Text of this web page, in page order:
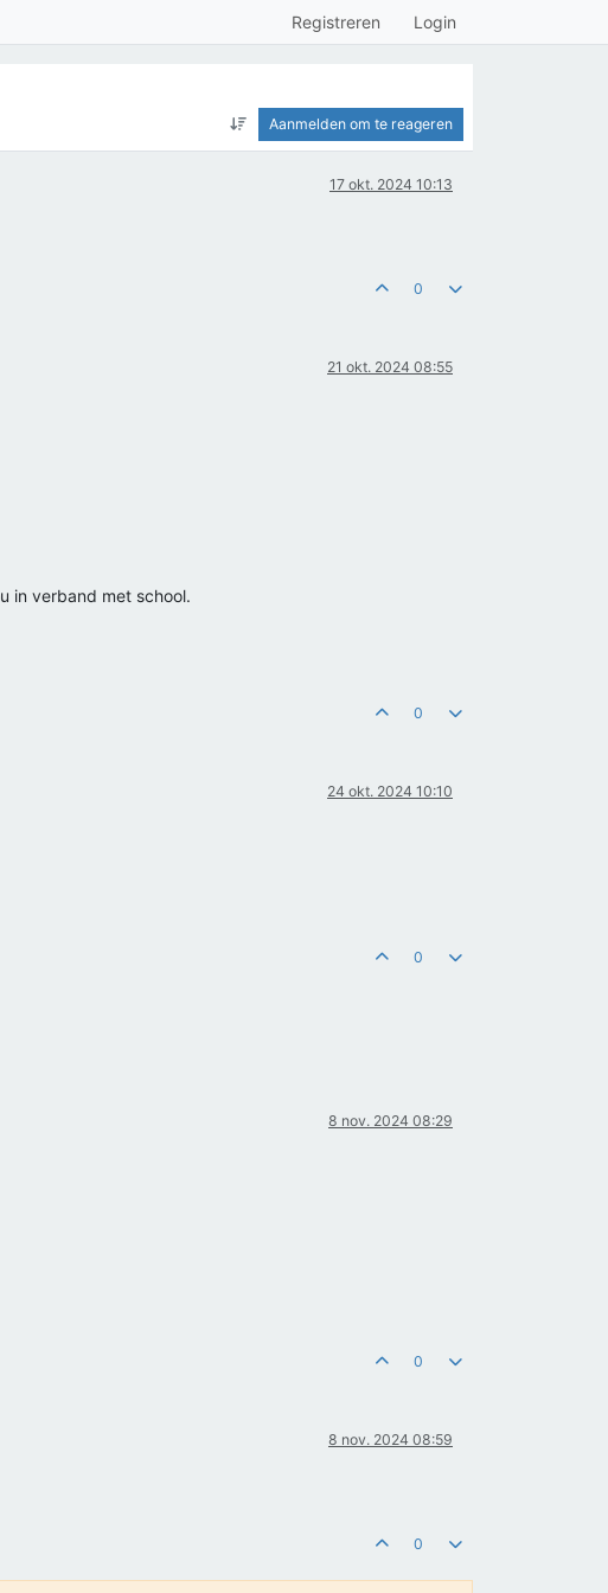
Registreren Login
Aanmelden om te reageren
17 okt. 2024 10:13
0
21 okt. 2024 08:55
in verband met school.
0
24 okt. 2024 10:10
0
8 nov. 2024 08:29
0
8 nov. 2024 08:59
0